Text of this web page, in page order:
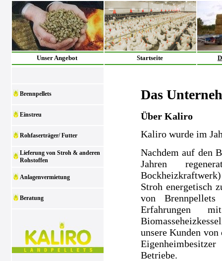
Unser Angebot Startseite
Brennpellets
Einstreu
Rohfaserträger/ Futter
Lieferung von Stroh & anderen
Rohstoffen
Anlagenvermietung
Beratung
Das
Über Kaliro
Kaliro wurde im
Nachdem auf den
Jahren
Stroh energetisch
von
Erfahrungen
unsere Kunden
Betriebe.